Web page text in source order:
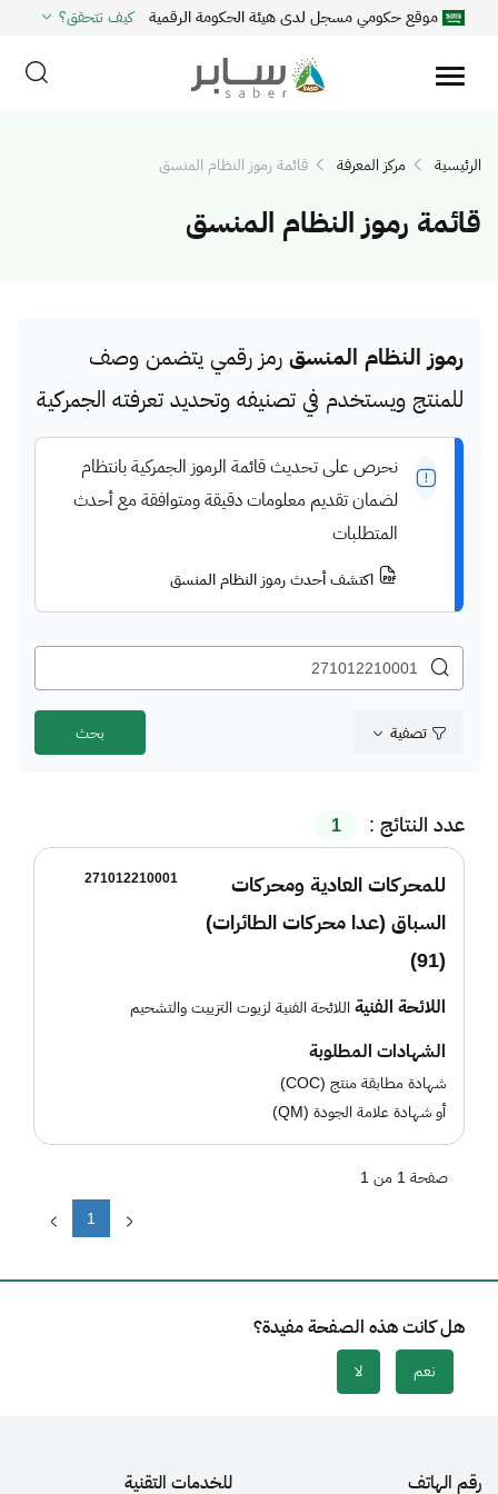
موقع حكومي مسجل لدى هيئة الحكومة الرقمية كيف تتحقق؟
الرئيسية مركز المعرفة قائمة رموز النظام المنسق
قائمة رموز النظام المنسق
رموز النظام المنسق رمز رقمي يتضمن وصف
للمنتج ويستخدم في تصنيفه وتحديد تعرفته الجمركية
نحرص على تحديث قائمة الرموز الجمركية بانتظام
لضمان تقديم معلومات دقيقة ومتوافقة مع أحدث
المتطلبات
اكتشف أحدث رموز النظام المنسق
تصفية
عدد النتائج : 1
271012210001
للمحركات العادية ومحركات
السباق (عدا محركات الطائرات)
(91)
اللائحة الفنية اللائحة الفنية لزيوت التزييت والتشحيم
الشهادات المطلوبة
شهادة مطابقة منتج (COC)
أو شهادة علامة الجودة (QM)
1
صفحة 1 من 1
هل كانت هذه الصفحة مفيدة؟
نعم لا
رقم الهاتف للخدمات التقنية